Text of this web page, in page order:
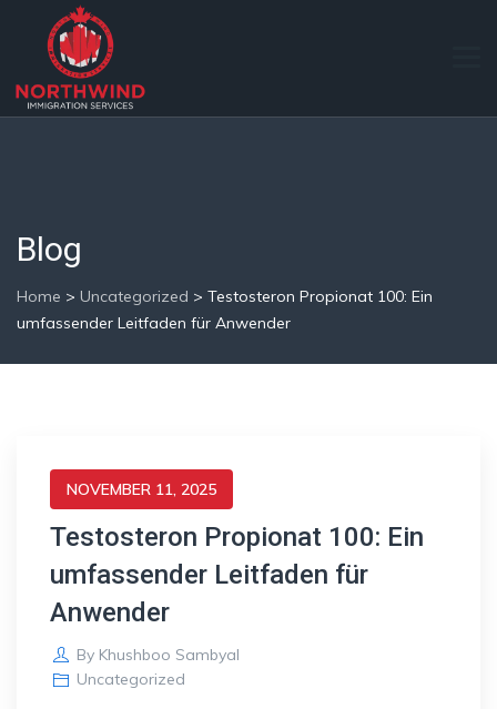
Blog
Home > Uncategorized > Testosteron Propionat 100: Ein
umfassender Leitfaden für Anwender
NOVEMBER 11, 2025
Testosteron Propionat 100: Ein
umfassender Leitfaden für
Anwender
By Khushboo Sambyal
Uncategorized